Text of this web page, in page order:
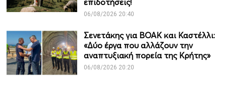
επιδοτήσεις!
06/08/2026 20:40
Σενετάκης για ΒΟΑΚ και Καστέλλι:
«Δύο έργα που αλλάζουν την
αναπτυξιακή πορεία της Κρήτης»
06/08/2026 20:20